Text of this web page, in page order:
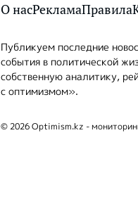
О насРекламаПравила
Публикуем последние
события в политической
собственную аналитику,
с оптимизмом».
© 2026 Optimism.kz -